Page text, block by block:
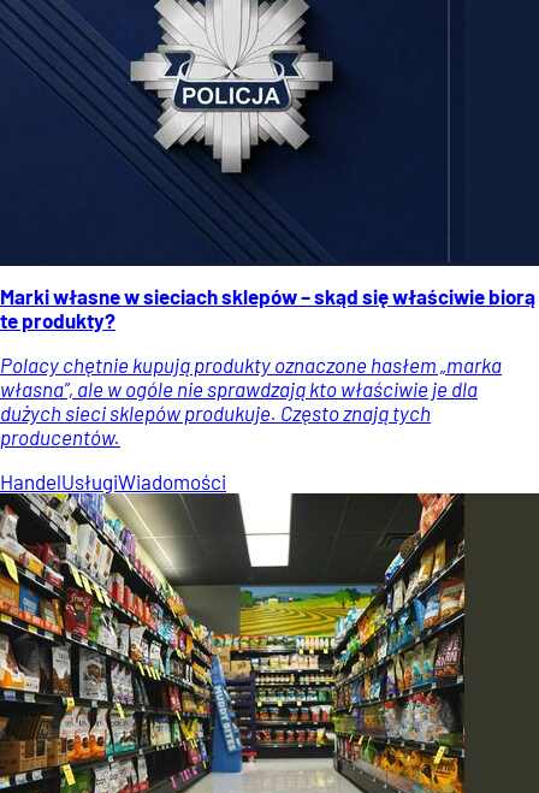
Marki własne w sieciach sklepów – skąd się właściwie biorą
te produkty?
Polacy chętnie kupują produkty oznaczone hasłem „marka
własna”, ale w ogóle nie sprawdzają kto właściwie je dla
dużych sieci sklepów produkuje. Często znają tych
producentów.
HandelUsługiWiadomości